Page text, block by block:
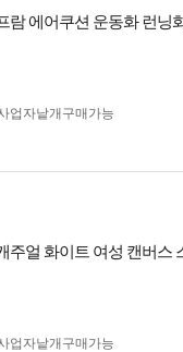
람 에어쿠션 운동화 런닝
업자 낱개구매가능
주얼 화이트 여성 캔버스
업자 낱개구매가능